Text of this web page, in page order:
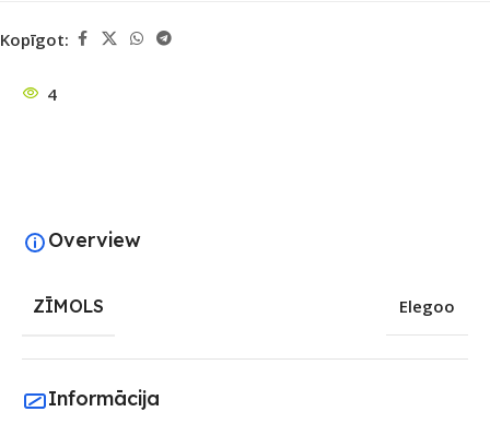
Kopīgot:
4
Overview
ZĪMOLS Elegoo
Informācija